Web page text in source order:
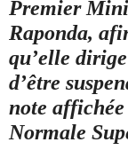
Premier
Raponda,
qu’elle
d’être
note affichée
Normale